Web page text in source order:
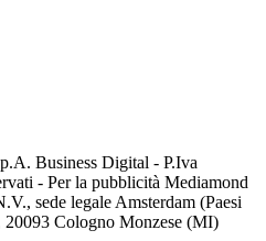
Business Digital - P.Iva
- Per la pubblicità Mediamond
sede legale Amsterdam (Paesi
Cologno Monzese (MI)